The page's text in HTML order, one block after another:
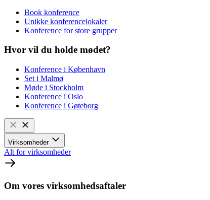
Book konference
Unikke konferencelokaler
Konference for store grupper
Hvor vil du holde mødet?
Konference i København
Set i Malmø
Møde i Stockholm
Konference i Oslo
Konference i Gøteborg
Virksomheder
Alt for virksomheder
Om vores virksomhedsaftaler